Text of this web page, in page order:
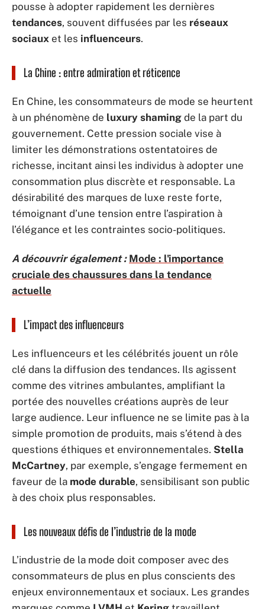
pousse à adopter rapidement les dernières
tendances, souvent diffusées par les réseaux
sociaux et les influenceurs.
La Chine : entre admiration et réticence
En Chine, les consommateurs de mode se heurtent
à un phénomène de luxury shaming de la part du
gouvernement. Cette pression sociale vise à
limiter les démonstrations ostentatoires de
richesse, incitant ainsi les individus à adopter une
consommation plus discrète et responsable. La
désirabilité des marques de luxe reste forte,
témoignant d’une tension entre l’aspiration à
l’élégance et les contraintes socio-politiques.
A découvrir également : Mode : l'importance
cruciale des chaussures dans la tendance
actuelle
L’impact des influenceurs
Les influenceurs et les célébrités jouent un rôle
clé dans la diffusion des tendances. Ils agissent
comme des vitrines ambulantes, amplifiant la
portée des nouvelles créations auprès de leur
large audience. Leur influence ne se limite pas à la
simple promotion de produits, mais s’étend à des
questions éthiques et environnementales. Stella
McCartney, par exemple, s’engage fermement en
faveur de la mode durable, sensibilisant son public
à des choix plus responsables.
Les nouveaux défis de l’industrie de la mode
L’industrie de la mode doit composer avec des
consommateurs de plus en plus conscients des
enjeux environnementaux et sociaux. Les grandes